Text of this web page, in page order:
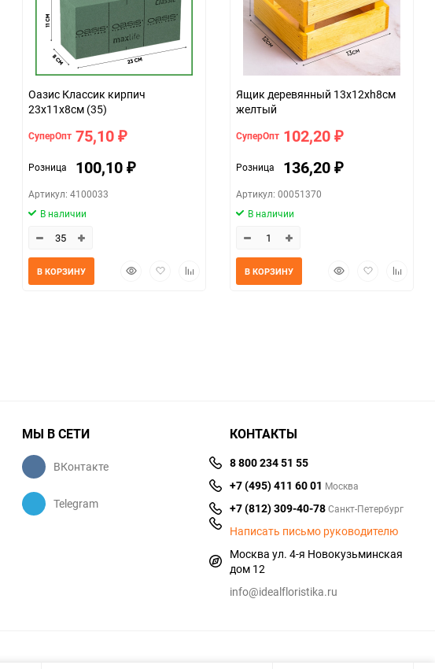
Оазис Классик кирпич
23х11х8см (35)
СуперОпт 75,10 ₽
Розница 100,10 ₽
Артикул: 4100033
В наличии
БыстрыйДобавитьДобавить
В КОРЗИНУ
Ящик деревянный 13х12хh8см
желтый
СуперОпт 102,20 ₽
Розница 136,20 ₽
Артикул: 00051370
В наличии
БыстрыйДобавить
В КОРЗИНУ
МЫ В СЕТИ
ВКонтакте
Telegram
КОНТАКТЫ
8 800 234 51 55
+7 (495) 411 60 01 Москва
+7 (812) 309-40-78Санкт-Петербург
Написать письмо руководителю
Москва ул. 4-я Новокузьминская
дом 12
info@idealfloristika.ru